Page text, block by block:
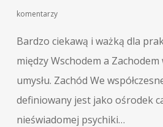
komentarzy
Bardzo ciekawą i ważką dla
między Wschodem a
umysłu. Zachód We
definiowany jest jako ośrodek
nieświadomej psychiki…